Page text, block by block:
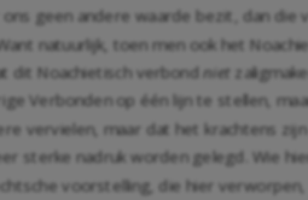
geen andere waarde bezit, dan die
natuurlijk, toen men ook het
dit Noachietisch verbond niet
Verbonden op één lijn te stellen,
maar dat het krachtens
sterke nadruk worden gelegd. Wie
voorstelling, die hier